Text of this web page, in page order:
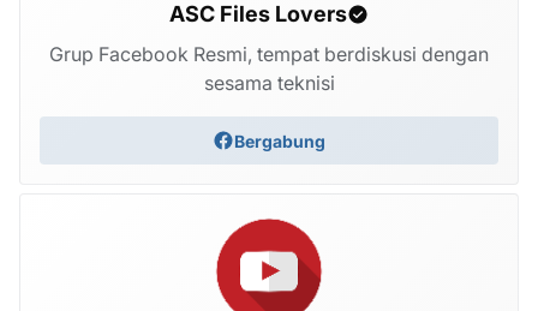
ASC Files Lovers
Grup Facebook Resmi, tempat berdiskusi dengan
sesama teknisi
Bergabung